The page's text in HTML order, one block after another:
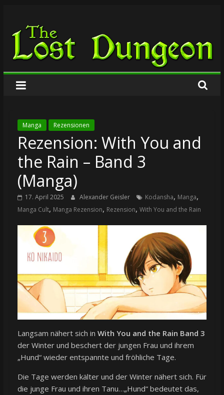
springen
The
Lost
Dungeon
Manga Rezensionen
Rezension: With You and
the Rain – Band 3
(Manga)
17. April 2025 Alexander Geisler Kodansha, Manga,
Manga Cult, Manga Rezension, Rezension, With You and the Rain
Langsam nähert sich in With You and the Rain Band 3
der Winter und beschert der jungen Frau und ihrem
„Hund“ wieder entspannte und fröhliche Tage.
Die Tage werden kälter und der Winter nähert sich. Für
die junge Frau und ihren Tanu…„Hund“ bedeutet das,